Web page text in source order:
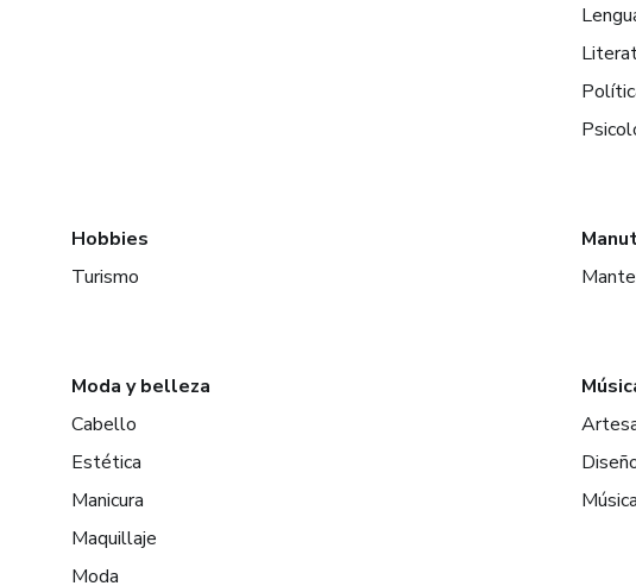
Hobbies
Turismo
Moda y belleza
Cabello
Estética
Manicura
Maquillaje
Moda
Música